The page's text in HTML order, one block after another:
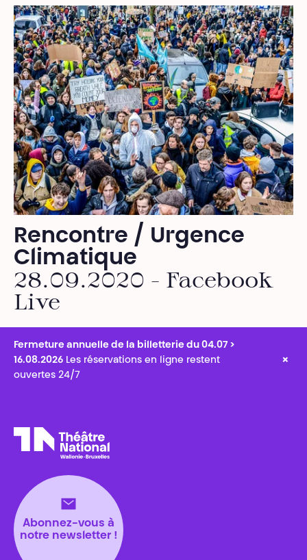
Rencontre / Urgence
Climatique
28.09.2020 - Facebook
Live
Fermeture annuelle de la billetterie du 04.07 >
16.08.2026 Les réservations en ligne restent
ouvertes 24/7
×
Abonnez-vous à
notre newsletter !